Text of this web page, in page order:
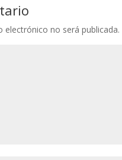
electrónico no será publicada.